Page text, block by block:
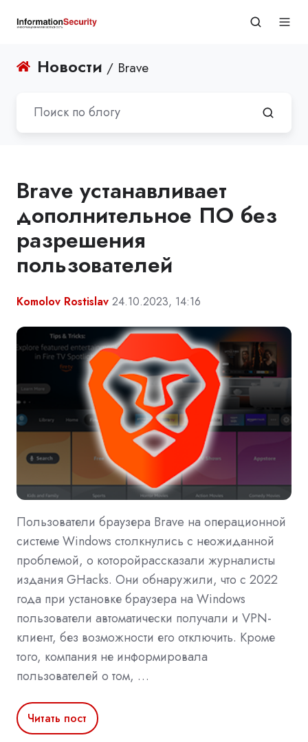
Новости / Brave
Brave устанавливает
дополнительное ПО без
разрешения
пользователей
Komolov Rostislav 24.10.2023, 14:16
Пользователи браузера Brave на операционной
системе Windows столкнулись с неожиданной
проблемой, о которойрассказали журналисты
издания GHacks. Они обнаружили, что с 2022
года при установке браузера на Windows
пользователи автоматически получали и VPN-
клиент, без возможности его отключить. Кроме
того, компания не информировала
пользователей о том, …
Читать пост